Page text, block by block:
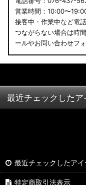
営業時間：10:00〜
接客中・作業中など電
つながらない場合は時
ールやお問い合わせフ
最近チェックしたア
最近チェックしたアイ
特定商取引法表示